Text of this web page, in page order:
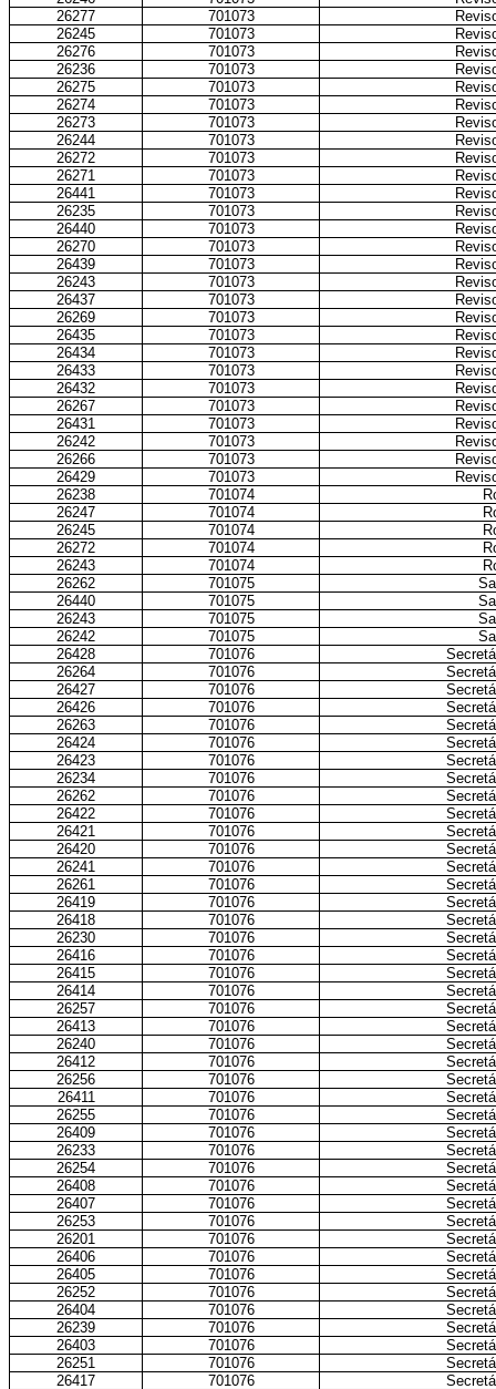
26277
701073
26245
701073
26276
701073
26236
701073
26275
701073
26274
701073
26273
701073
26244
701073
26272
701073
26271
701073
26441
701073
26235
701073
26440
701073
26270
701073
26439
701073
26243
701073
26437
701073
26269
701073
26435
701073
26434
701073
26433
701073
26432
701073
26267
701073
26431
701073
26242
701073
26266
701073
26429
701073
26238
701074
26247
701074
26245
701074
26272
701074
26243
701074
26262
701075
26440
701075
26243
701075
26242
701075
26428
701076
26264
701076
26427
701076
26426
701076
26263
701076
26424
701076
26423
701076
26234
701076
26262
701076
26422
701076
26421
701076
26420
701076
26241
701076
26261
701076
26419
701076
26418
701076
26230
701076
26416
701076
26415
701076
26414
701076
26257
701076
26413
701076
26240
701076
26412
701076
26256
701076
26411
701076
26255
701076
26409
701076
26233
701076
26254
701076
26408
701076
26407
701076
26253
701076
26201
701076
26406
701076
26405
701076
26252
701076
26404
701076
26239
701076
26403
701076
26251
701076
26417
701076